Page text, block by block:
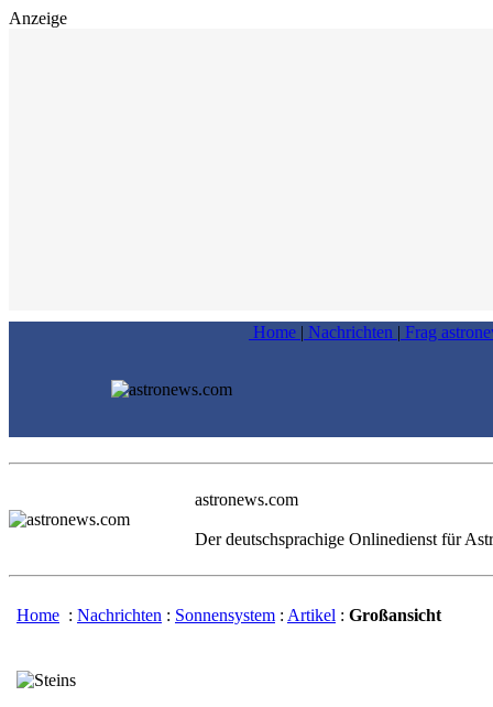
Anzeige
Home | Nachrichten | Frag
astronews.com
Der deutschsprachige Onlinedienst für
Home : Nachrichten : Sonnensystem : Artikel : Großansicht